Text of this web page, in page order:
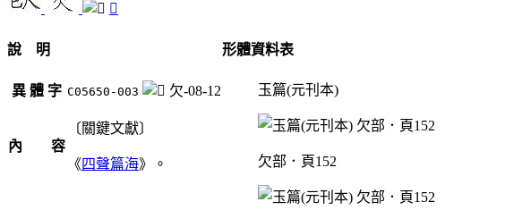
𣣝
說 明
異 體 字 C05650-003 欠-08-12
內 容
〔關鍵文獻〕
《四聲篇海》。
形體資料表
玉篇(元刊本)
欠部．頁152